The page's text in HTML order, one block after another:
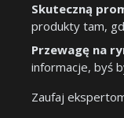
Skuteczną
produkty tam,
Przewagę na
informacje, byś
Zaufaj